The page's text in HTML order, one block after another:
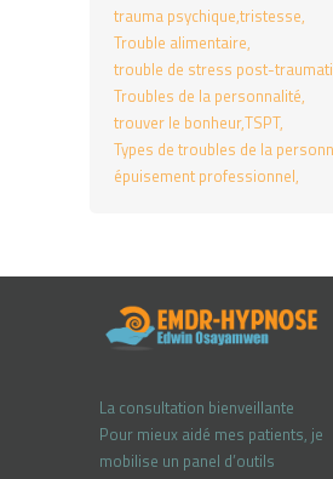
trauma psychique tristesse
Trouble alimentaire
trouble de stress post-
Troubles de la personnalité
trouver le bonheurTSPT
Types de troubles de la
épuisement professionnel
La consultation bienveillante
Pour mieux aidé mes patients, je
mobilise un panel d’outils